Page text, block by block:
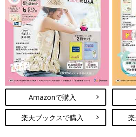
ますが、フランスでは女性が働くことは
度が整っているように感じます。また、
ものという感覚が日本より薄いと感じ
しています。昨日も1人のお父さんが
送迎している姿を見ました。
硬水の生活、子育て、仕事、健
きにできることを」
Amazonで購入
楽天ブックスで購入